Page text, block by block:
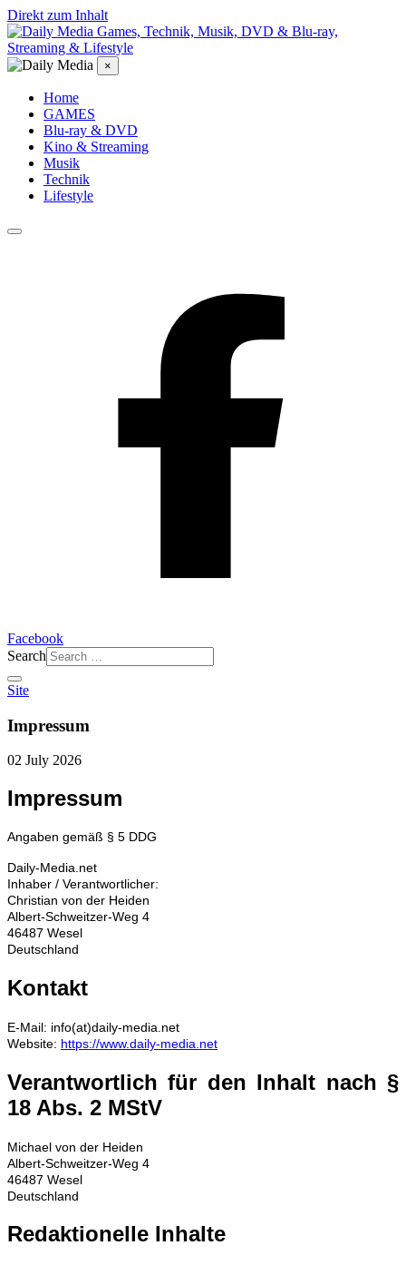
Direkt zum Inhalt
Games, Technik, Musik, DVD & Blu-ray,
Streaming & Lifestyle
×
Home
GAMES
Blu-ray & DVD
Kino & Streaming
Musik
Technik
Lifestyle
Facebook
Search
Site
Impressum
02 July 2026
Impressum
Angaben gemäß § 5 DDG
Daily-Media.net
Inhaber / Verantwortlicher:
Christian von der Heiden
Albert-Schweitzer-Weg 4
46487 Wesel
Deutschland
Kontakt
E-Mail: info(at)daily-media.net
Website: https://www.daily-media.net
Verantwortlich für den Inhalt nach §
18 Abs. 2 MStV
Michael von der Heiden
Albert-Schweitzer-Weg 4
46487 Wesel
Deutschland
Redaktionelle Inhalte